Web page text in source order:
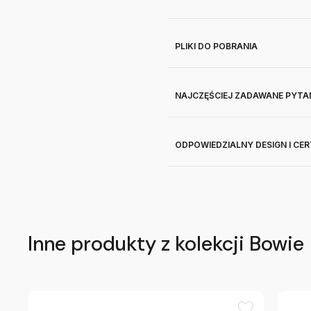
PLIKI DO POBRANIA
NAJCZĘŚCIEJ ZADAWANE
ODPOWIEDZIALNY DESIGN I
Inne produkty z kolekcji Bowie